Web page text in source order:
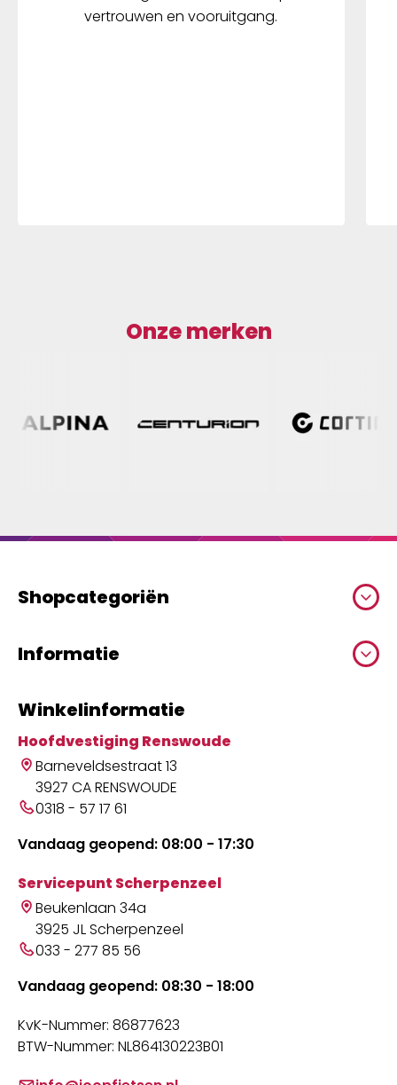
vertrouwen en vooruitgang.
Onze merken
Shopcategoriën
Informatie
Winkelinformatie
Hoofdvestiging Renswoude
Barneveldsestraat 13
3927 CA RENSWOUDE
0318 - 57 17 61
Vandaag geopend: 08:00 - 17:30
Servicepunt Scherpenzeel
Beukenlaan 34a
3925 JL Scherpenzeel
033 - 277 85 56
Vandaag geopend: 08:30 - 18:00
KvK-Nummer: 86877623
BTW-Nummer: NL864130223B01